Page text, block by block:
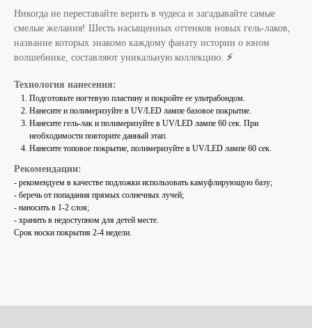
Никогда не переставайте верить в чудеса и загадывайте самые
смелые желания! Шесть насыщенных оттенков новых гель-лаков,
название которых знакомо каждому фанату истории о юном
волшебнике, составляют уникальную коллекцию. ⚡️
Технология нанесения:
Подготовьте ногтевую пластину и покройте ее ультрабондом.
Нанесите и полимеризуйте в UV/LED лампе базовое покрытие.
Нанесите гель-лак и полимеризуйте в UV/LED лампе 60 сек. При
необходимости повторите данный этап.
Нанесите топовое покрытие, полимеризуйте в UV/LED лампе 60 сек.
Рекомендации:
- рекомендуем в качестве подложки использовать камуфлирующую базу;
- беречь от попадания прямых солнечных лучей;
- наносить в 1-2 слоя;
- хранить в недоступном для детей месте.
Срок носки покрытия 2-4 недели.